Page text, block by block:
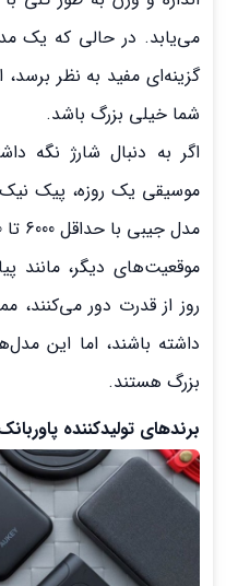
گزینه‌ای مفید به نظر
شما خیلی بزرگ باشد.
اگر به دنبال شارژ نگه
موسیقی یک روزه، پیک
مدل جیبی با حداقل 6000 تا 10000 میلی آمپر ساعت نگاه کنید.
موقعیت‌های دیگر، مانند
روز از قدرت دور می‌کنند،
داشته باشند، اما این
بزرگ هستند.
برندهای تولیدکننده